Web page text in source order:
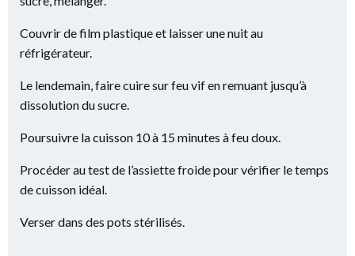
Couvrir de film plastique et laisser une nuit au
réfrigérateur.
Le lendemain, faire cuire sur feu vif en remuant jusqu’à
dissolution du sucre.
Poursuivre la cuisson 10 à 15 minutes à feu doux.
Procéder au test de l’assiette froide pour vérifier le temps
de cuisson idéal.
Verser dans des pots stérilisés.